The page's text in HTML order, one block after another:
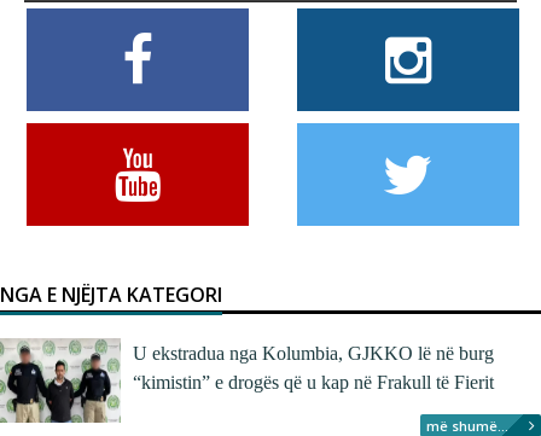
NGA E NJËJTA KATEGORI
U ekstradua nga Kolumbia, GJKKO lë në burg
“kimistin” e drogës që u kap në Frakull të Fierit
më shumë...